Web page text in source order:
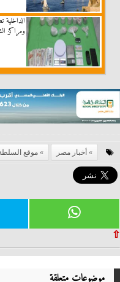
ومراكز
أخبار مصر موقع
⇧
موضوعات متعلقة